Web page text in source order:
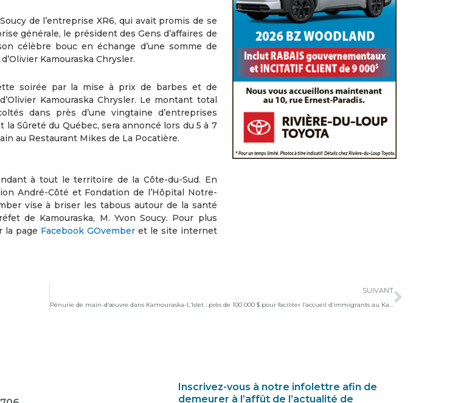
de l’entreprise XR6, qui avait promis de se
générale, le président des Gens d’affaires de
célèbre bouc en échange d’une somme de
Kamouraska Chrysler.
soirée par la mise à prix de barbes et de
Kamouraska Chrysler. Le montant total
dans près d’une vingtaine d’entreprises
la Sûreté du Québec, sera annoncé lors du 5 à 7
au Restaurant Mikes de La Pocatière.
à tout le territoire de la Côte-du-Sud. En
André-Côté et Fondation de l’Hôpital Notre-
vise à briser les tabous autour de la santé
de Kamouraska, M. Yvon Soucy. Pour plus
la page Facebook GOvemberet le site internet
SUIVANT
Inscrivez-vous à notre infolettre afin de
demeurer à l’affût de l’actualité de